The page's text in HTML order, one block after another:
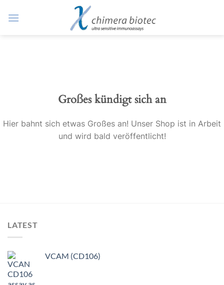
Inhalt
Großes kündigt sich an
Hier bahnt sich etwas Großes an! Unser Shop ist in Arbeit
und wird bald veröffentlicht!
LATEST
VCAM (CD106)